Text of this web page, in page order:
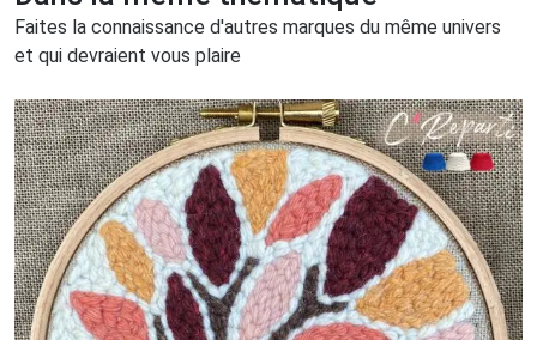
Faites la connaissance d'autres marques du même univers
et qui devraient vous plaire